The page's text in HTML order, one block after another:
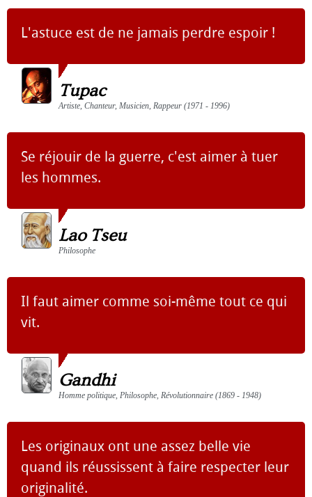
L'astuce est de ne jamais perdre espoir !
Tupac
Artiste, Chanteur, Musicien, Rappeur (1971 - 1996)
Se réjouir de la guerre, c'est aimer à tuer
les hommes.
Lao Tseu
Philosophe
Il faut aimer comme soi-même tout ce qui
vit.
Gandhi
Homme politique, Philosophe, Révolutionnaire (1869 - 1948)
Les originaux ont une assez belle vie
quand ils réussissent à faire respecter leur
originalité.